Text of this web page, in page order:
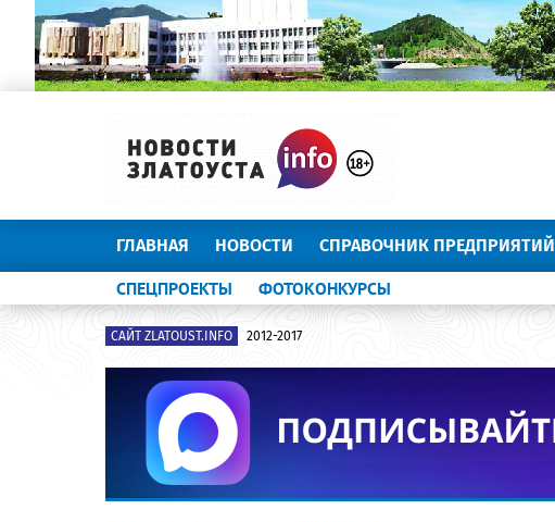
ГЛАВНАЯ НОВОСТИ СПРАВОЧНИК ПРЕДПРИЯТИЙ
СПЕЦПРОЕКТЫ ФОТОКОНКУРСЫ
САЙТ ZLATOUST.INFO 2012-2017